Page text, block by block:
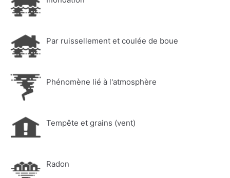
Par ruissellement et coulée de boue
Phénomène lié à l'atmosphère
Tempête et grains (vent)
Radon